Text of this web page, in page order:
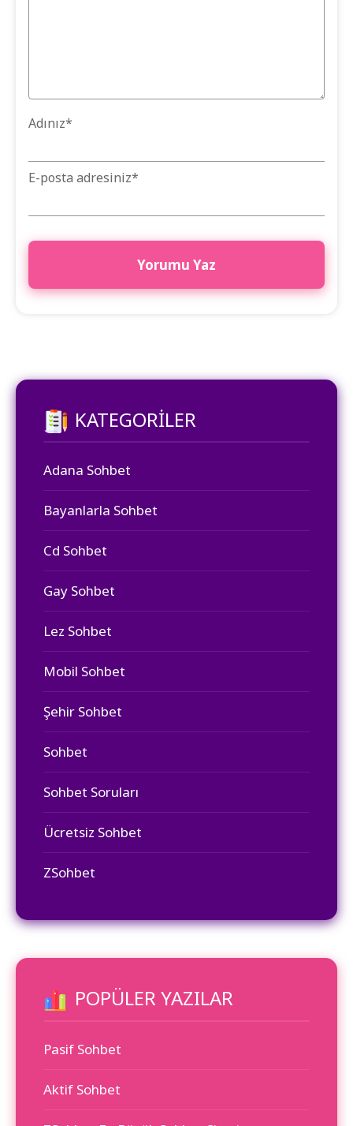
Adınız*
E-posta adresiniz*
KATEGORILER
Adana Sohbet
Bayanlarla Sohbet
Cd Sohbet
Gay Sohbet
Lez Sohbet
Mobil Sohbet
Şehir Sohbet
Sohbet
Sohbet Soruları
Ücretsiz Sohbet
ZSohbet
POPÜLER YAZILAR
Pasif Sohbet
Aktif Sohbet